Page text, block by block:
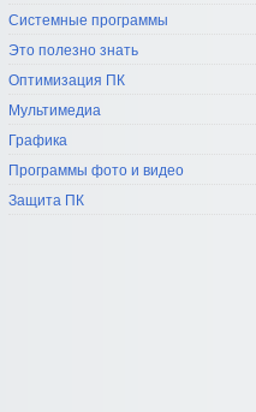
Системные программы
Это полезно знать
Оптимизация ПК
Мультимедиа
Графика
Программы фото и видео
Защита ПК